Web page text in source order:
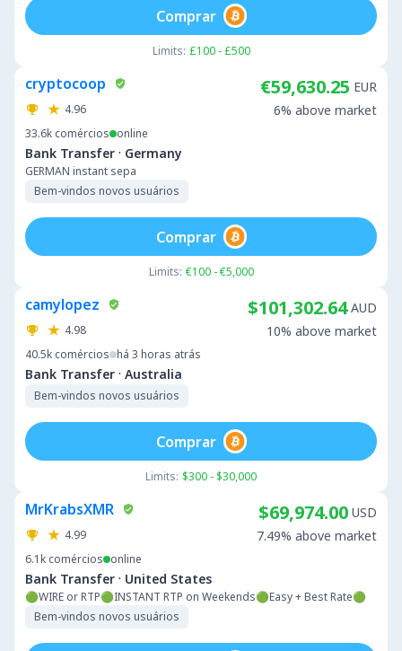
Limits: £100 - £500
Comprar
cryptocoop
4.96
33.6k comércios online
Bank Transfer · Germany
GERMAN instant sepa
Bem-vindos novos usuários
€59,630.25 EUR
6% above market
Limits: €100 - €5,000
Comprar
camylopez
4.98
40.5k comércios há 3 horas atrás
Bank Transfer · Australia
Bem-vindos novos usuários
$101,302.64 AUD
10% above market
Limits: $300 - $30,000
Comprar
MrKrabsXMR
4.99
6.1k comércios online
Bank Transfer · United States
🟢WIRE or RTP🟢INSTANT RTP on Weekends🟢Easy + Best Rate🟢
Bem-vindos novos usuários
$69,974.00 USD
7.49% above market